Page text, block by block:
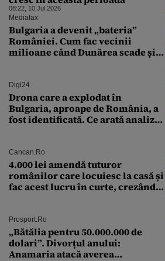
08:22, 10 Jul 2026
Mediafax
Bulgaria a devenit „bateria”
României. Cum fac vecinii
milioane când Dunărea scade și
Digi24
Drona care a explodat în
Bulgaria, aproape de România, a
fost identificată. Ce arată analiza
Cancan.ro
4.000 lei amendă tuturor
românilor care locuiesc la casă și
fac acest lucru în curte, crezând
Prosport.ro
„Bătălia pentru 50.000.000 de
dolari”. Divorțul anului:
Anamaria atacă averea